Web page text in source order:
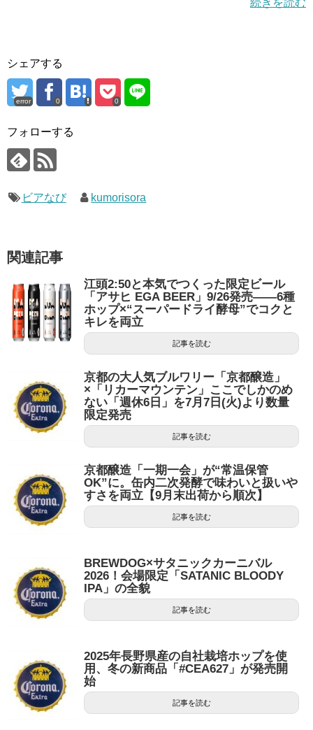
続きを読む
シェアする
error 0 0
フォローする
ビアなび kumorisora
関連記事
江頭2:50と本気でつくった限定ビール
「アサヒ EGA BEER」9/26発売——6種
ホップ×“スーパードライ酵母”でコクと
キレを両立
記事を読む
京都の大人気ブルワリー「京都醸造」
×「リカーマウンテン」ここでしかのめ
ない「週休6日」を7月7日(火)より数量
限定発売
記事を読む
京都醸造「一期一会」が“常温保管
OK”に。缶内二次発酵で味わいと扱いや
すさを両立【9月末出荷から順次】
記事を読む
BREWDOG×サタニックカーニバル
2026！会場限定「SATANIC BLOODY
IPA」の全貌
記事を読む
2025年長野県産の自社栽培ホップを使
用、冬の新商品「#CEA627」が発売開
始
記事を読む